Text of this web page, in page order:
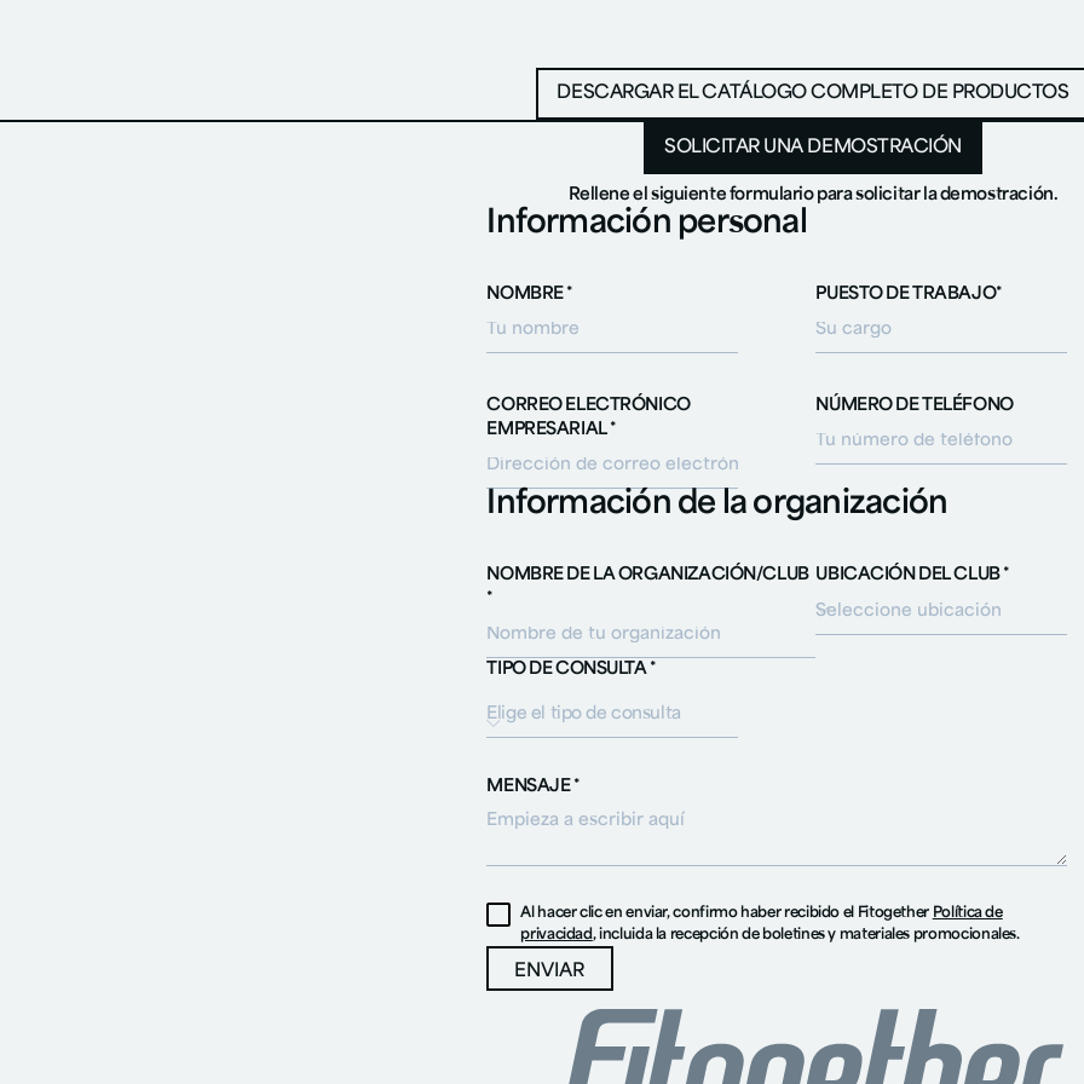
DESCARGAR EL CATÁLOGO COMPLETO DE PRODUCTOS
SOLICITAR UNA
SOLICITAR UNA DEMOSTRACIÓN
Rellene el siguiente formulario para solicitar la demostración.
Información personal
NOMBRE * PUESTO DE TRABAJO*
CORREO ELECTRÓNICO
EMPRESARIAL *
NÚMERO DE TELÉFONO
Información de la organización
NOMBRE DE LA ORGANIZACIÓN/CLUB
*
UBICACIÓN DEL CLUB *
TIPO DE CONSULTA *
Elige el tipo de consulta
MENSAJE *
Al hacer clic en enviar, confirmo haber recibido el Fitogether Política de
privacidad, incluida la recepción de boletines y materiales promocionales.